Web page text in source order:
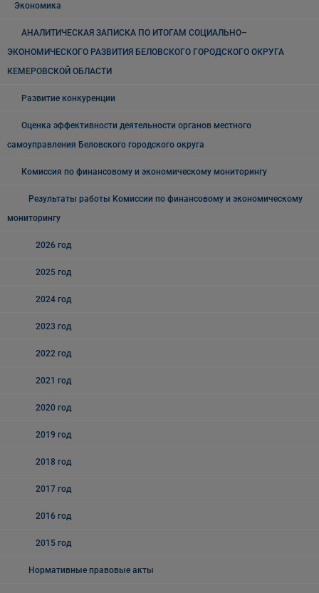
Экономика
АНАЛИТИЧЕСКАЯ ЗАПИСКА ПО ИТОГАМ СОЦИАЛЬНО–
ЭКОНОМИЧЕСКОГО РАЗВИТИЯ БЕЛОВСКОГО ГОРОДСКОГО ОКРУГА
КЕМЕРОВСКОЙ ОБЛАСТИ
Развитие конкуренции
Оценка эффективности деятельности органов местного
самоуправления Беловского городского округа
Комиссия по финансовому и экономическому мониторингу
Результаты работы Комиссии по финансовому и экономическому
мониторингу
2026 год
2025 год
2024 год
2023 год
2022 год
2021 год
2020 год
2019 год
2018 год
2017 год
2016 год
2015 год
Нормативные правовые акты